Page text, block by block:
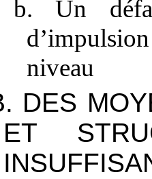
b. Un
niveau
DES
ET